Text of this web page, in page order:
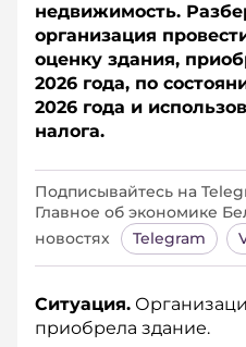
недвижимость.
организация
оценку здания,
2026 года, по
2026 года и
налога.
Подписывайтесь на
Главное об экономике
новостях
Telegram
Ситуация.
приобрела здание.